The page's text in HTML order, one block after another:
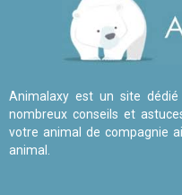
Animalaxy est un site
nombreux conseils et
votre animal de compagnie
animal.